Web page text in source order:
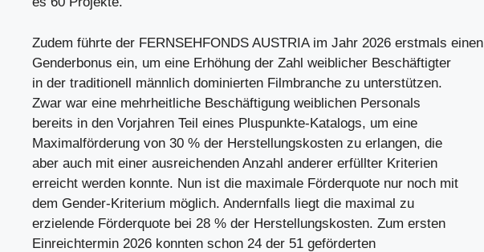
Zudem führte der FERNSEHFONDS AUSTRIA im Jahr 2026 erstmals einen
Genderbonus ein, um eine Erhöhung der Zahl weiblicher Beschäftigter
in der traditionell männlich dominierten Filmbranche zu unterstützen.
Zwar war eine mehrheitliche Beschäftigung weiblichen Personals
bereits in den Vorjahren Teil eines Pluspunkte-Katalogs, um eine
Maximalförderung von 30 % der Herstellungskosten zu erlangen, die
aber auch mit einer ausreichenden Anzahl anderer erfüllter Kriterien
erreicht werden konnte. Nun ist die maximale Förderquote nur noch mit
dem Gender-Kriterium möglich. Andernfalls liegt die maximal zu
erzielende Förderquote bei 28 % der Herstellungskosten. Zum ersten
Einreichtermin 2026 konnten schon 24 der 51 geförderten